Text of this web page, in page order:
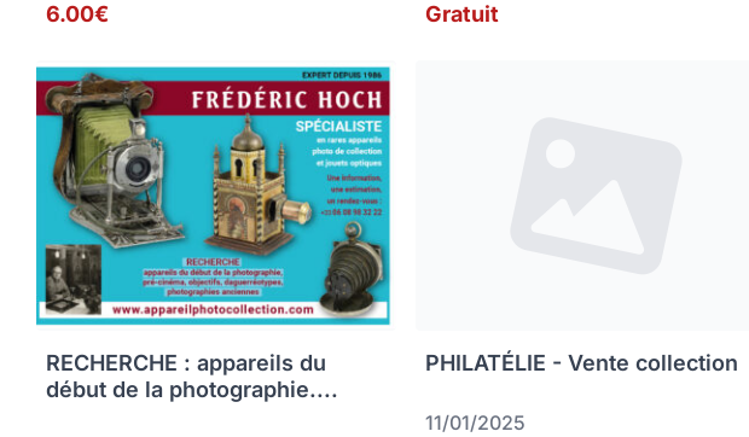
6.00€ Gratuit
RECHERCHE : appareils du
début de la photographie....
PHILATÉLIE - Vente collection
11/01/2025